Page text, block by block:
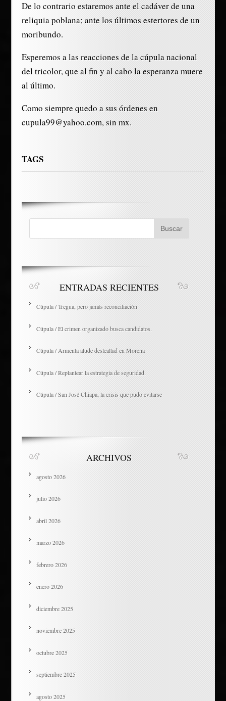
De lo contrario estaremos ante el cadáver de una
reliquia poblana; ante los últimos estertores de un
moribundo.
Esperemos a las reacciones de la cúpula nacional
del tricolor, que al fin y al cabo la esperanza muere
al último.
Como siempre quedo a sus órdenes en
cupula99@yahoo.com, sin mx.
TAGS
ENTRADAS RECIENTES
Cúpula / Tregua, pero jamás reconciliación
Cúpula / El crimen organizado busca candidatos.
Cúpula / Armenta alude deslealtad en Morena
Cúpula / Replantear la estrategia de seguridad.
Cúpula / San José Chiapa, la crisis que pudo evitarse
ARCHIVOS
agosto 2026
julio 2026
abril 2026
marzo 2026
febrero 2026
enero 2026
diciembre 2025
noviembre 2025
octubre 2025
septiembre 2025
agosto 2025